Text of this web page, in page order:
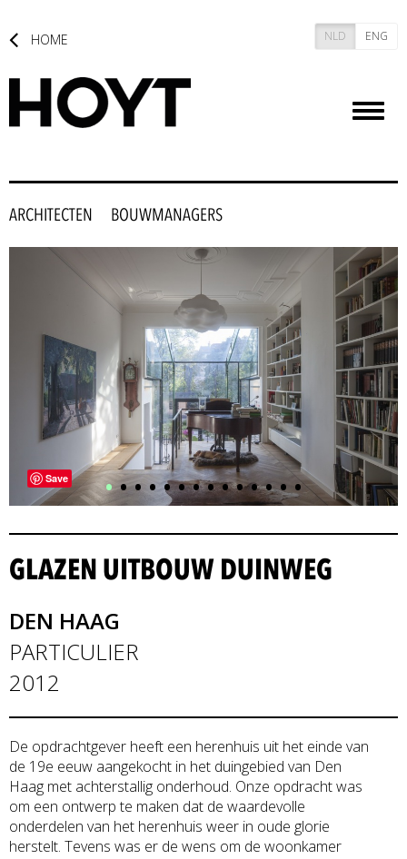
HOME NLD ENG
ARCHITECTEN BOUWMANAGERS
••••••••••••••
Save
GLAZEN UITBOUW DUINWEG
DEN HAAG
PARTICULIER
2012
De opdrachtgever heeft een herenhuis uit het einde van
de 19e eeuw aangekocht in het duingebied van Den
Haag met achterstallig onderhoud. Onze opdracht was
om een ontwerp te maken dat de waardevolle
onderdelen van het herenhuis weer in oude glorie
herstelt. Tevens was er de wens om de woonkamer